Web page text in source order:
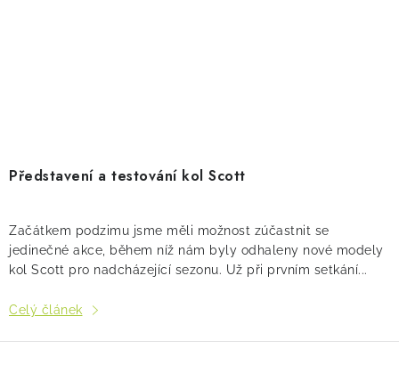
Představení a testování kol Scott
Začátkem podzimu jsme měli možnost zúčastnit se
jedinečné akce, během níž nám byly odhaleny nové modely
kol Scott pro nadcházející sezonu. Už při prvním setkání...
Celý článek